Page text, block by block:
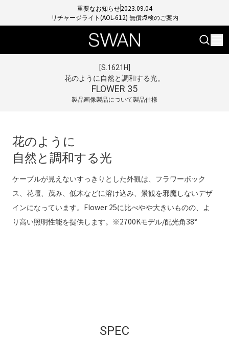
重要なお知らせ2023.09.04
リチャージライト(AOL-612) 無償点検のご案内
[S.1621H
花のように自然と調和する光。
FLOWER 35
製品画像製品について製品仕様
花のように
自然と調和する光
ケーブルが見えないすっきりとした外観は、フラワーボック
ス、花壇、茂み、低木などに溶け込み、景観を邪魔しないデザ
インになっています。Flower 25に比べやや大きいものの、よ
り高い照明性能を提供します。※2700Kモデル/配光角38°
SPEC